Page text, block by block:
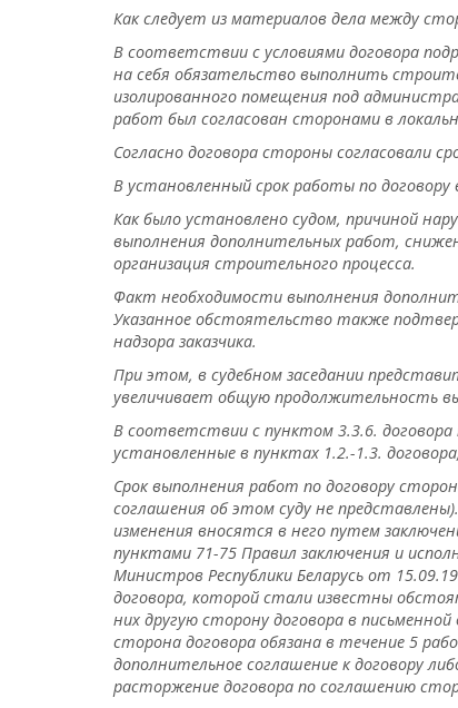
Как следует из материалов дела между
В соответствии с условиями договора
на себя обязательство выполнить
изолированного помещения под
работ был согласован сторонами в
Согласно договора стороны согласовали
В установленный срок работы по
Как было установлено судом, причиной
выполнения дополнительных работ,
организация строительного процесса.
Факт необходимости выполнения
Указанное обстоятельство также
надзора заказчика.
При этом, в судебном заседании
увеличивает общую продолжительность
В соответствии с пунктом 3.3.6. договора
установленные в пунктах 1.2.-1.3.
Срок выполнения работ по договору
соглашения об этом суду не
изменения вносятся в него путем
пунктами 71-75 Правил заключения и
Министров Республики Беларусь от
договора, которой стали известны
них другую сторону договора в
сторона договора обязана в течение 5
дополнительное соглашение к договору
расторжение договора по соглашению